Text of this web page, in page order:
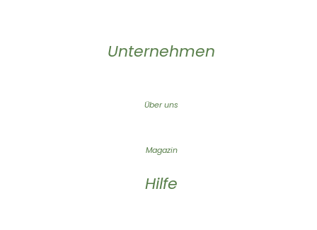
Unternehmen
Über uns
Magazin
Hilfe